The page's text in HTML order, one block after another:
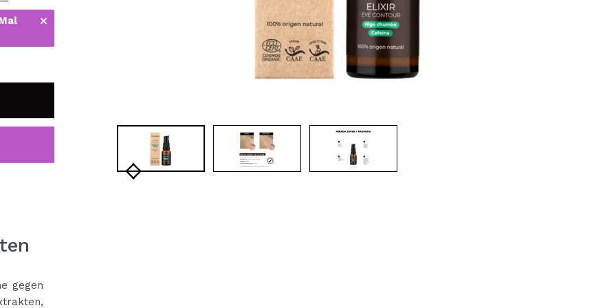
bisherigen Vorgänge einsehen.
BENUTZERKONTO ERSTELLEN
gegen